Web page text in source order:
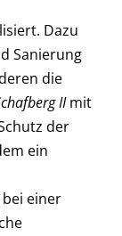
Dazu
Sanierung
die
IImit
der
ein
einer